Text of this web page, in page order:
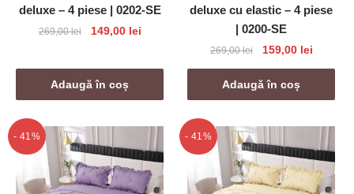
deluxe – 4 piese | 0202-SE
269,00lei
Prețul
fost:
269,00 lei.
149,00 leiPrețul
Adaugă în coș
deluxe cu elastic – 4 piese
| 0200-SE
269,00lei
Prețul
inițial
a
fost:
159,00 leiPrețul
curent
159,00
Adaugă în coș
- 41% - 41%